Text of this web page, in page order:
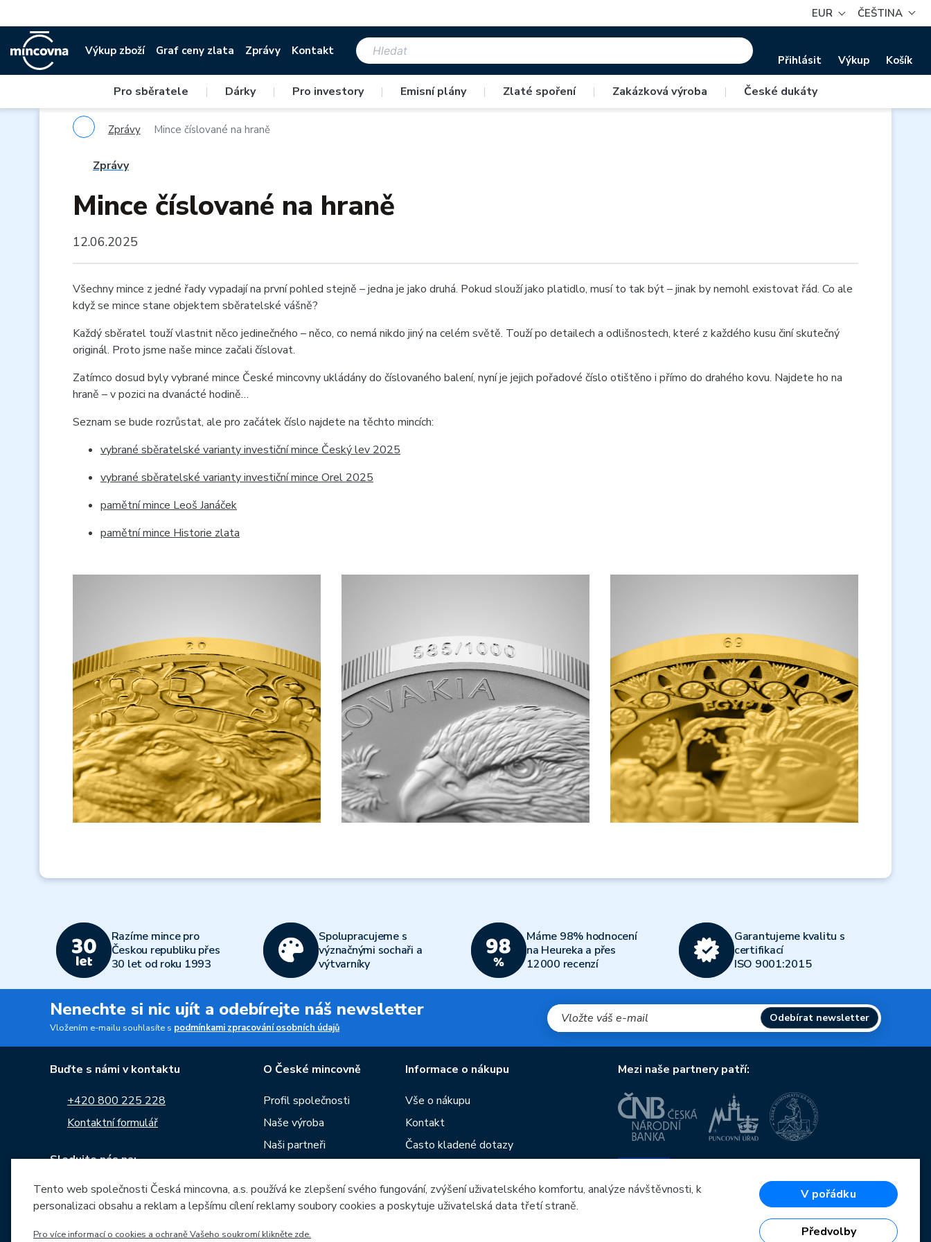
EUR ČEŠTINA
Výkup zboží Graf ceny zlata Zprávy Kontakt
Přihlásit Výkup Košík
Pro sběratele | Dárky | Pro investory | Emisní plány | Zlaté spoření | Zakázková výroba | České dukáty
Zprávy Mince číslované na hraně
Zprávy
Mince číslované na hraně
12.06.2025
Všechny mince z jedné řady vypadají na první pohled stejně – jedna je jako druhá. Pokud slouží jako platidlo, musí to tak být – jinak by nemohl existovat řád. Co ale
když se mince stane objektem sběratelské vášně?
Každý sběratel touží vlastnit něco jedinečného – něco, co nemá nikdo jiný na celém světě. Touží po detailech a odlišnostech, které z každého kusu činí skutečný
originál. Proto jsme naše mince začali číslovat.
Zatímco dosud byly vybrané mince České mincovny ukládány do číslovaného balení, nyní je jejich pořadové číslo otištěno i přímo do drahého kovu. Najdete ho na
hraně – v pozici na dvanácté hodině…
Seznam se bude rozrůstat, ale pro začátek číslo najdete na těchto mincích:
vybrané sběratelské varianty investiční mince Český lev 2025
vybrané sběratelské varianty investiční mince Orel 2025
pamětní mince Leoš Janáček
pamětní mince Historie zlata
Razíme mince pro
Českou republiku přes
30 let od roku 1993
Spolupracujeme s
význačnými sochaři a
výtvarníky
Máme 98% hodnocení
na Heureka a přes
12000 recenzí
Garantujeme kvalitu s
certifikací
ISO 9001:2015
Nenechte si nic ujít a odebírejte náš newsletter
Vložením e-mailu souhlasíte s podmínkami zpracování osobních údajů
Odebírat newsletter
Buďte s námi v kontaktu
+420 800 225 228
Kontaktní formulář
Sledujte nás na:
O České mincovně
Profil společnosti
Naše výroba
Naši partneři
Zprávy
Ke stažení
Archiv ražeb
Informace o nákupu
Vše o nákupu
Kontakt
Často kladené dotazy
Prodejny České mincovny
Rádce
Mezi naše partnery patří:
OP Podnikání a inovace pro konkurenceschopnost
Evropský fond pro regionální rozvoj
Investice do vaší budoucnosti
Tento web společnosti Česká mincovna, a.s. používá ke zlepšení svého fungování, zvýšení uživatelského komfortu, analýze návštěvnosti, k
personalizaci obsahu a reklam a lepšímu cílení reklamy soubory cookies a poskytuje uživatelská data třetí straně.
Pro více informací o cookies a ochraně Vašeho soukromí klikněte zde.
V pořádku
Předvolby